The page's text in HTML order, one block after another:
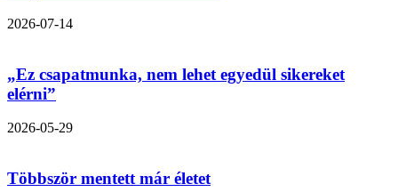
2026-07-14
„Ez csapatmunka, nem lehet egyedül sikereket
elérni”
2026-05-29
Többször mentett már életet